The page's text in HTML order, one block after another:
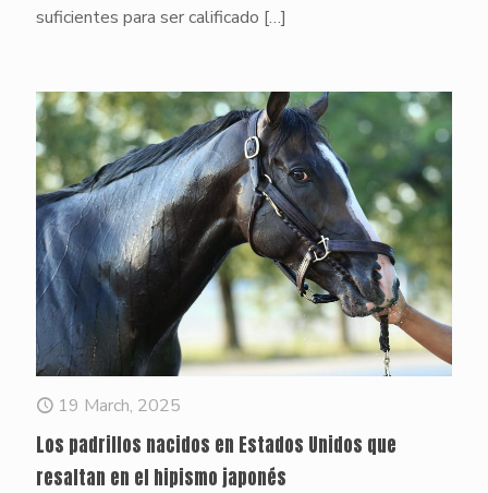
suficientes para ser calificado […]
19 March, 2025
Los padrillos nacidos en Estados Unidos que
resaltan en el hipismo japonés